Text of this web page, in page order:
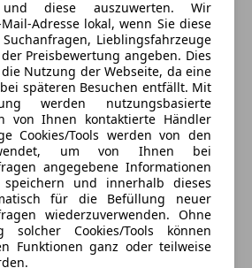
und diese auszuwerten. Wir
Adresse lokal, wenn Sie diese
Lieblingsfahrzeuge
Preisbewertung angeben. Dies
Nutzung der Webseite, da eine
späteren Besuchen entfällt. Mit
werden nutzungsbasierte
von Ihnen kontaktierte Händler
Cookies/Tools werden von den
um von Ihnen bei
angegebene Informationen
und innerhalb dieses
für die Befüllung neuer
wiederzuverwenden. Ohne
solcher Cookies/Tools können
Funktionen ganz oder teilweise